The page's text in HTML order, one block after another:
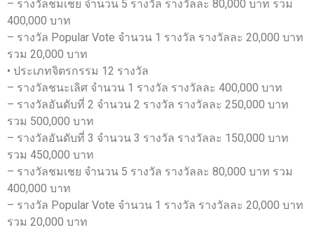
– รางวัลชมเชย จำนวน 5 รางวัล รางวัลละ 80,000 บาท รวม
400,000 บาท
– รางวัล Popular Vote จำนวน 1 รางวัล รางวัลละ 20,000 บาท
รวม 20,000 บาท
• ประเภทจิตรกรรม 12 รางวัล
– รางวัลชนะเลิศ จำนวน 1 รางวัล รางวัลละ 400,000 บาท
– รางวัลอันดับที่ 2 จำนวน 2 รางวัล รางวัลละ 250,000 บาท
รวม 500,000 บาท
– รางวัลอันดับที่ 3 จำนวน 3 รางวัล รางวัลละ 150,000 บาท
รวม 450,000 บาท
– รางวัลชมเชย จำนวน 5 รางวัล รางวัลละ 80,000 บาท รวม
400,000 บาท
– รางวัล Popular Vote จำนวน 1 รางวัล รางวัลละ 20,000 บาท
รวม 20,000 บาท